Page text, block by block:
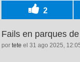
2
Fails en parques
por tete el 31 ago 2025,